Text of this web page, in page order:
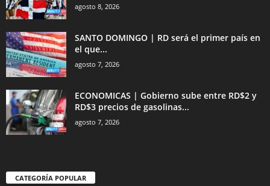
agosto 8, 2026
SANTO DOMINGO | RD será el primer país en
el que...
agosto 7, 2026
ECONOMICAS | Gobierno sube entre RD$2 y
RD$3 precios de gasolinas...
agosto 7, 2026
CATEGORÍA POPULAR